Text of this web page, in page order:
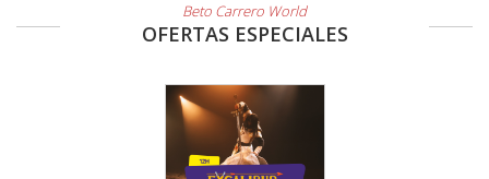
Beto Carrero World
OFERTAS ESPECIALES